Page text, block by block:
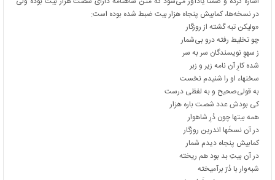
در نسخه‌ها، کمابیش پنجاه هزار بیت ضبط شده بوده است:
«ولیکن تبه گشته از روزگار
چو تخلیط رفته درو بی‌شمار
ز سهوِ نویسندگان سر به سر
شده کارِ آن نامه زیر و زبر
سخنهاء او را شنیدم نخست
به قولی‌صحیح و به لفظی درست
کی بودش عدد شصت باره هزار
همه بیتها چون دُرِ شاهوار
در آن نسخَها اندرین روزگار
کمابیش پنجاه دیدم شمار
در آن بیتِ بد بود هم ریخته
شبه‌وار با دُرّ برآمیخته